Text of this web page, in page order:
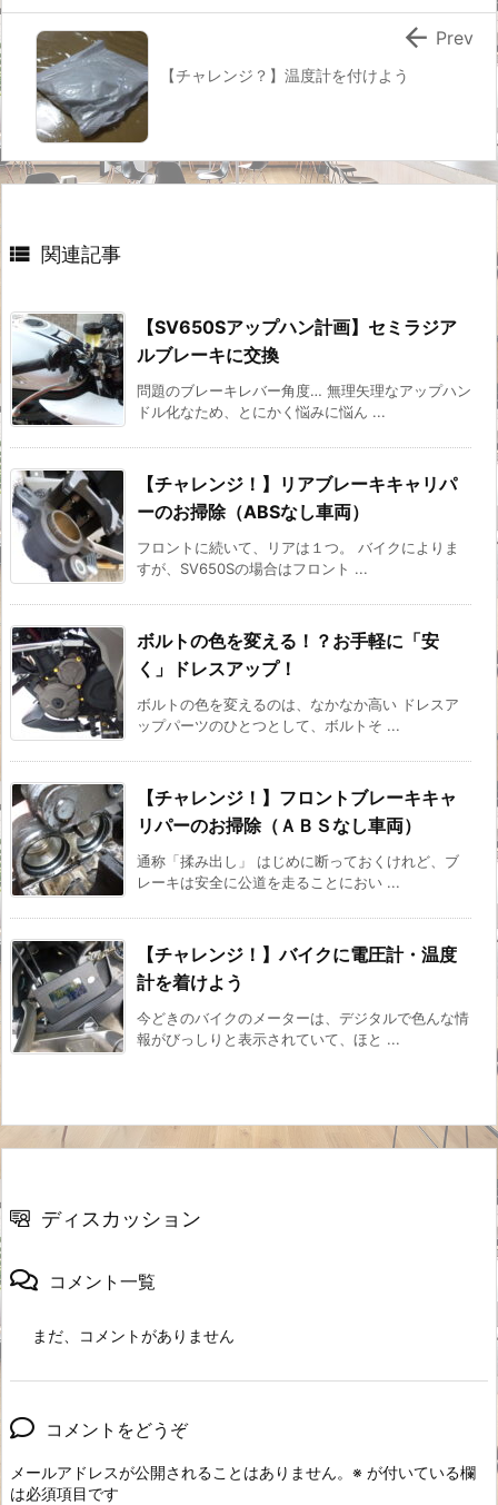
【チャレンジ？】温度計を付けよう
 Prev
 関連記事
【SV650Sアップハン計画】セミラジア
ルブレーキに交換
問題のブレーキレバー角度… 無理矢理なアップハン
ドル化なため、とにかく悩みに悩ん ...
【チャレンジ！】リアブレーキキャリパ
ーのお掃除（ABSなし車両）
フロントに続いて、リアは１つ。 バイクによりま
すが、SV650Sの場合はフロント ...
ボルトの色を変える！？お手軽に「安
く」ドレスアップ！
ボルトの色を変えるのは、なかなか高い ドレスア
ップパーツのひとつとして、ボルトそ ...
【チャレンジ！】フロントブレーキキャ
リパーのお掃除（ＡＢＳなし車両）
通称「揉み出し」 はじめに断っておくけれど、ブ
レーキは安全に公道を走ることにおい ...
【チャレンジ！】バイクに電圧計・温度
計を着けよう
今どきのバイクのメーターは、デジタルで色んな情
報がびっしりと表示されていて、ほと ...
ディスカッション
コメント一覧
まだ、コメントがありません
コメントをどうぞ
メールアドレスが公開されることはありません。 ※ が付いている欄
は必須項目です